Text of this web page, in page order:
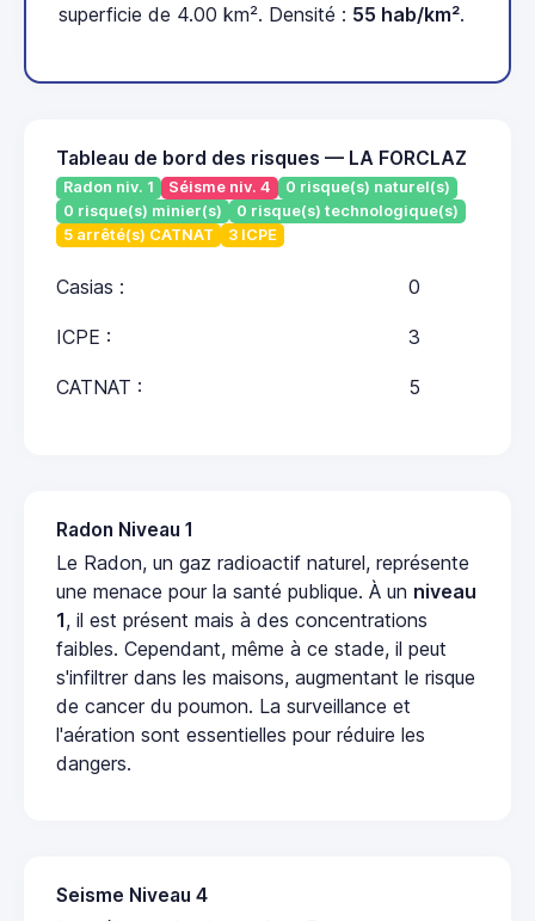
superficie de 4.00 km². Densité : 55 hab/km².
Tableau de bord des risques — LA FORCLAZ
Radon niv. 1 Séisme niv. 4
0 risque(s) naturel(s)
0 risque(s) minier(s)
0 risque(s) technologique(s)
5 arrêté(s) CATNAT
3 ICPE
Casias : 0
ICPE : 3
CATNAT : 5
Radon Niveau 1
Le Radon, un gaz radioactif naturel, représente
une menace pour la santé publique. À un niveau
1, il est présent mais à des concentrations
faibles. Cependant, même à ce stade, il peut
s'infiltrer dans les maisons, augmentant le risque
de cancer du poumon. La surveillance et
l'aération sont essentielles pour réduire les
dangers.
Seisme Niveau 4